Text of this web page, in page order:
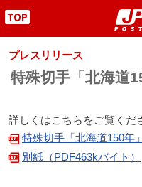
"
プレスリリース
特殊切手「北海道
詳しくはこちらをご覧くだ
特殊切手「北海道150年
別紙（PDF463kバイト）